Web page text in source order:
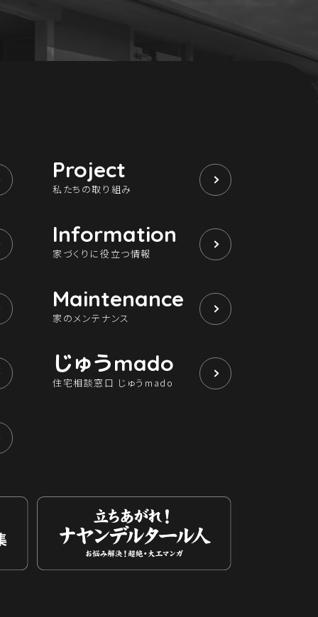
Project
私たちの取り組み
Information
家づくりに役立つ情報
Maintenance
家のメンテナンス
じゅうmado
住宅相談窓口 じゅうmado